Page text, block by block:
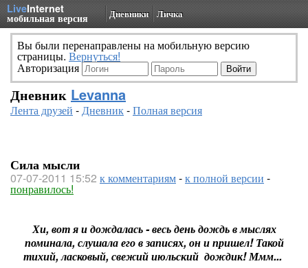
LiveInternet
мобильная версия Дневники Личка
Вы были перенаправлены на мобильную версию
страницы. Вернуться!
Авторизация
Дневник Levanna
Лента друзей -Дневник-Полная версия
Сила мысли
07-07-2011 15:52 к комментариям-к полной версии -
понравилось!
Хи, вот я и дождалась - весь день дождь в мыслях
поминала, слушала его в записях, он и пришел! Такой
тихий, ласковый, свежий июльский дождик! Ммм...